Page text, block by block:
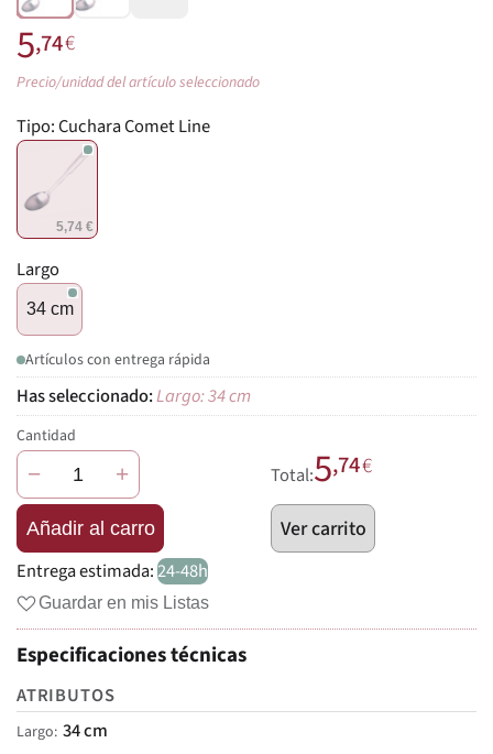
5,74€
Precio/unidad del artículo seleccionado
Tipo:Cuchara Comet Line
5,74 €
Largo
34 cm
Artículos con entrega rápida
Largo: 34 cm
Cantidad
− +
Añadir al carro
Total:5,74€
Ver carrito
Entrega estimada:24-48h
Guardar en mis Listas
Especificaciones técnicas
ATRIBUTOS
Largo 34 cm